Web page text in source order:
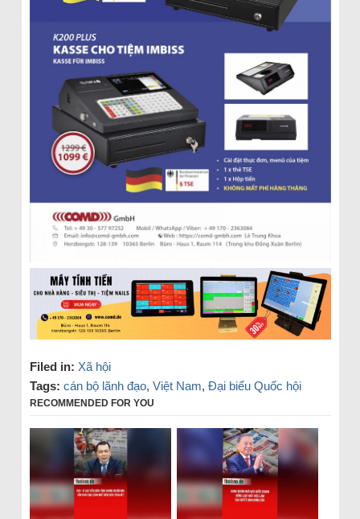
Filed in: Xã hội
Tags: cán bộ lãnh đạo, Việt Nam, Đại biểu Quốc hội
RECOMMENDED FOR YOU